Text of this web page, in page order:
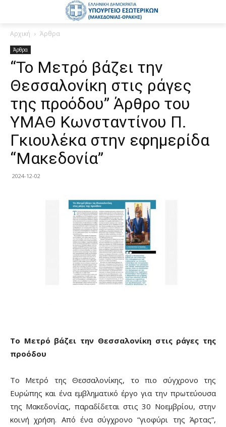
Αρχική Άρθρα
Άρθρα
“Το Μετρό βάζει την
Θεσσαλονίκη στις ράγες
της προόδου” Άρθρο του
ΥΜΑΘ Κωνσταντίνου Π.
Γκιουλέκα στην εφημερίδα
“Μακεδονία”
2024-12-02
Το Μετρό βάζει την Θεσσαλονίκη στις ράγες της
προόδου
Το Μετρό της Θεσσαλονίκης, το πιο σύγχρονο της
Ευρώπης και ένα εμβληματικό έργο για την πρωτεύουσα
της Μακεδονίας, παραδίδεται στις 30 Νοεμβρίου, στην
κοινή χρήση. Από ένα σύγχρονο “γιοφύρι της Άρτας”,